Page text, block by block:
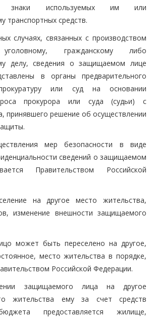
знаки используемых им или
транспортных средств.
случаях, связанных с производством
гражданскому либо
делу, сведения о защищаемом лице
в органы предварительного
или суд на основании
прокурора или суда (судьи) с
принявшего решение об осуществлении
мер безопасности в виде
сведений о защищаемом
Правительством Российской
на другое место жительства,
изменение внешности защищаемого
может быть переселено на другое,
место жительства в порядке,
Российской Федерации.
защищаемого лица на другое
жительства ему за счет средств
предоставляется жилище,